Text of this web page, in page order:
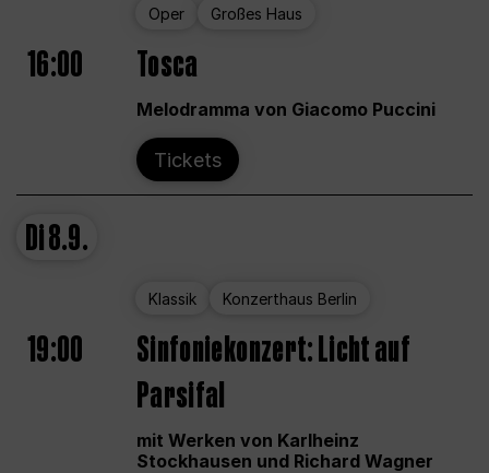
Oper Großes Haus
16:00 Tosca
Melodramma von Giacomo Puccini
Tickets
Di8.9.
Klassik Konzerthaus Berlin
19:00
Sinfoniekonzert: Licht auf
Parsifal
mit Werken von Karlheinz
Stockhausen und Richard Wagner